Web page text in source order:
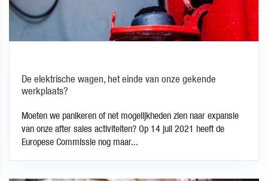
De elektrische wagen, het einde van onze gekende
werkplaats?
Moeten we panikeren of net mogelijkheden zien naar expansie
van onze after sales activiteiten? Op 14 juli 2021 heeft de
Europese Commissie nog maar...